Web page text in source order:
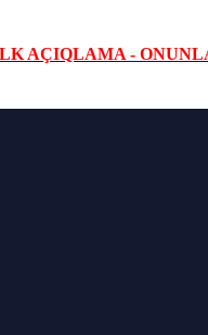
AÇIQLAMA -